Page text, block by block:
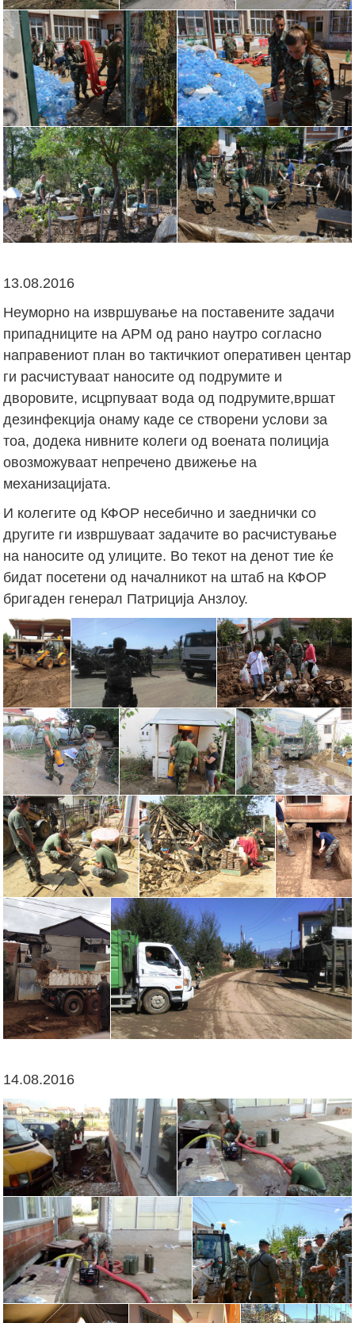
13.08.2016
Неуморно на извршување на поставените задачи
припадниците на АРМ од рано наутро согласно
направениот план во тактичкиот оперативен центар
ги расчистуваат наносите од подрумите и
дворовите, исцрпуваат вода од подрумите,вршат
дезинфекција онаму каде се створени услови за
тоа, додека нивните колеги од воената полиција
овозможуваат непречено движење на
механизацијата.
И колегите од КФОР несебично и заеднички со
другите ги извршуваат задачите во расчистување
на наносите од улиците. Во текот на денот тие ќе
бидат посетени од началникот на штаб на КФОР
бригаден генерал Патриција Анзлоу.
14.08.2016